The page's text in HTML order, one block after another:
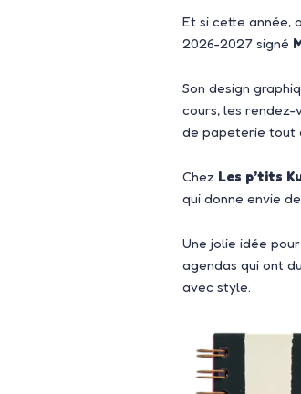
Et si cette année,
2026-2027 signé
Son design
cours, les rendez-
de papeterie tout
Chez Les p’tits
qui donne envie
Une jolie idée
agendas qui ont
avec style.